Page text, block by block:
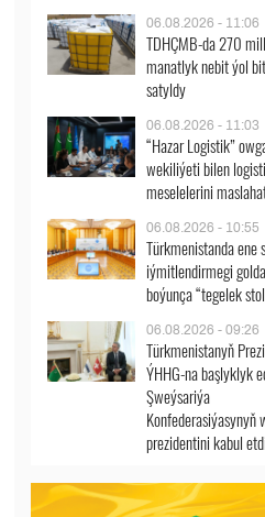
06.08.2026 - 11:06
TDHÇMB-da 270
manatlyk nebit ýol
satyldy
06.08.2026 - 11:03
“Hazar Logistik”
wekiliýeti bilen
meselelerini
06.08.2026 - 10:55
Türkmenistanda ene
iýmitlendirmegi
boýunça “tegelek
06.08.2026 - 09:26
Türkmenistanyň
ÝHHG-na başlyklyk
Şweýsariýa
Konfederasiýasynyň
prezidentini kabul etdi